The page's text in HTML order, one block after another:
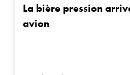
La bière pression
avion